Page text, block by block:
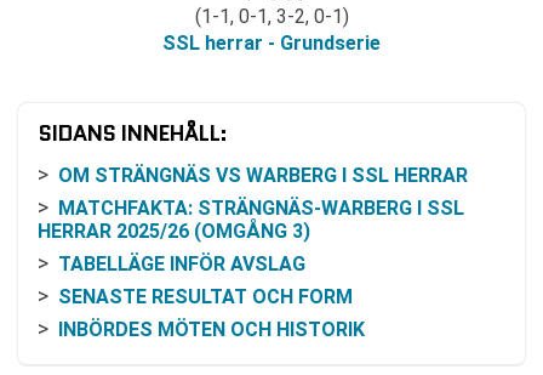
(1-1, 0-1, 3-2, 0-1)
SSL herrar - Grundserie
SIDANS INNEHÅLL:
OM STRÄNGNÄS VS WARBERG I SSL HERRAR
MATCHFAKTA: STRÄNGNÄS-WARBERG I SSL
HERRAR 2025/26 (OMGÅNG 3)
TABELLÄGE INFÖR AVSLAG
SENASTE RESULTAT OCH FORM
INBÖRDES MÖTEN OCH HISTORIK